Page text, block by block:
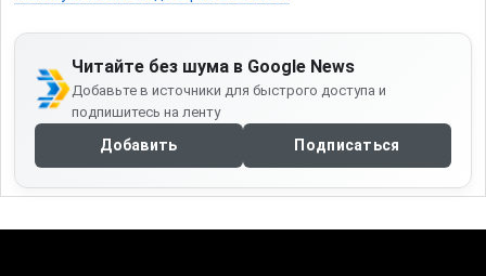
Читайте без шума в Google News
Добавьте в источники для быстрого доступа и
подпишитесь на ленту
Добавить Подписаться